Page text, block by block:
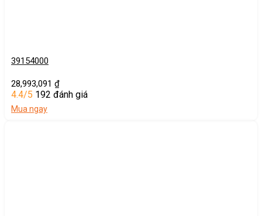
39154000
28,993,091 ₫
4.4/5 192 đánh giá
Mua ngay